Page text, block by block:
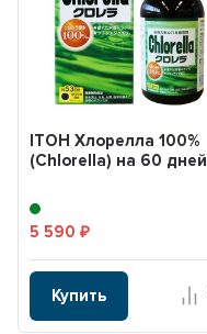
ITOH Хлорелла 100%
(Chlorella) на 60 дней
5 590₽
Купить